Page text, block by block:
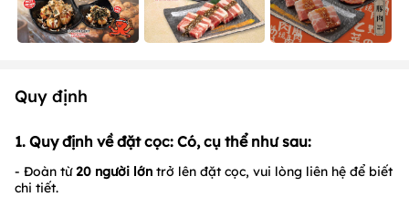
Quy định
1. Quy định về đặt cọc: Có, cụ thể như sau:
- Đoàn từ20 người lớn trở lên đặt cọc, vui lòng liên hệ để biết
chi tiết.